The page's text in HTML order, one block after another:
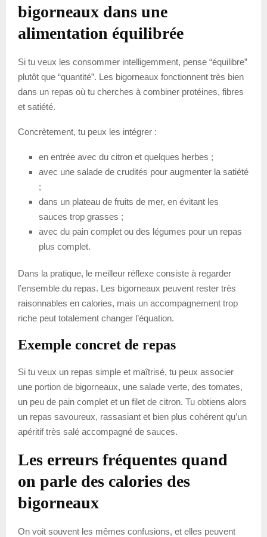
bigorneaux dans une
alimentation équilibrée
Si tu veux les consommer intelligemment, pense “équilibre”
plutôt que “quantité”. Les bigorneaux fonctionnent très bien
dans un repas où tu cherches à combiner protéines, fibres
et satiété.
Concrètement, tu peux les intégrer :
en entrée avec du citron et quelques herbes ;
avec une salade de crudités pour augmenter la satiété
;
dans un plateau de fruits de mer, en évitant les
sauces trop grasses ;
avec du pain complet ou des légumes pour un repas
plus complet.
Dans la pratique, le meilleur réflexe consiste à regarder
l’ensemble du repas. Les bigorneaux peuvent rester très
raisonnables en calories, mais un accompagnement trop
riche peut totalement changer l’équation.
Exemple concret de repas
Si tu veux un repas simple et maîtrisé, tu peux associer
une portion de bigorneaux, une salade verte, des tomates,
un peu de pain complet et un filet de citron. Tu obtiens alors
un repas savoureux, rassasiant et bien plus cohérent qu’un
apéritif très salé accompagné de sauces.
Les erreurs fréquentes quand
on parle des calories des
bigorneaux
On voit souvent les mêmes confusions, et elles peuvent